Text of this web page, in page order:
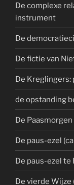
De complexe
instrument
De
De fictie van
De Kreglingers:
de opstanding
De
De paus-ezel
De paus-ezel te
De vierde Wijze